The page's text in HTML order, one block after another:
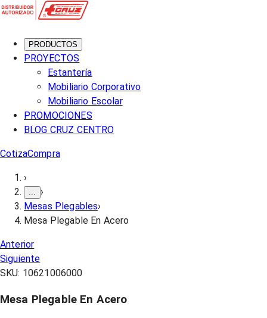
PRODUCTOS
PROYECTOS
Estantería
Mobiliario Corporativo
Mobiliario Escolar
PROMOCIONES
BLOG CRUZ CENTRO
CotizaCompra
›
›
Mesas Plegables›
Mesa Plegable En Acero
Anterior
Siguiente
SKU: 10621006000
Mesa Plegable En Acero